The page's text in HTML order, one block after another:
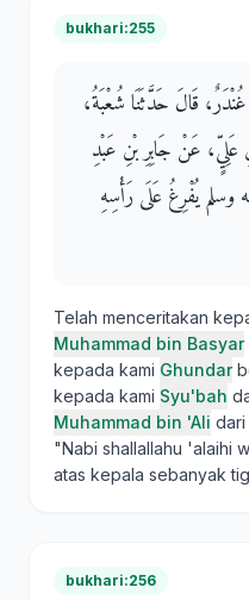
bukhari:255
قَالَ حَدَّثَنَا شُعْبَةُ،
عَنْ جَابِرِ بْنِ عَبْدِ
وسلم يُفْرِغُ عَلَى رَأْسِهِ
Telah menceritakan
Muhammad bin Basyar
kepada kami Ghundar
kepada kami Syu'bah
Muhammad bin 'Ali dari
"Nabi shallallahu 'alaihi
atas kepala sebanyak
bukhari:256